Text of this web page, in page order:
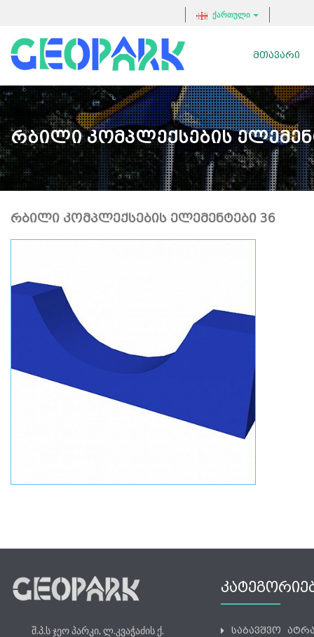
ქართული
ᲛᲗᲐᲕᲐᲠᲘ
Რბილი Კომპლექსების
ᲠᲑᲘᲚᲘ ᲙᲝᲛᲞᲚᲔᲥᲡᲔᲑᲘᲡ ᲔᲚᲔᲛᲔᲜᲢᲔᲑᲘ 36
შ.პ.ს ჯეო პარკი, ლ.კვაჭაძის ქ.
საბავშვო